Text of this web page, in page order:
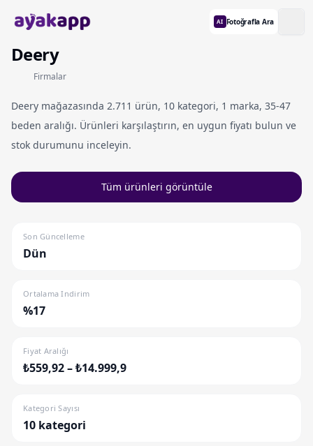
AI Fotoğrafla Ara
Deery
Firmalar
Deery mağazasında 2.711 ürün, 10 kategori, 1 marka, 35-47
beden aralığı. Ürünleri karşılaştırın, en uygun fiyatı bulun ve
stok durumunu inceleyin.
Tüm ürünleri görüntüle
Son Güncelleme
Dün
Ortalama Indirim
%17
Fiyat Aralığı
₺559,92 – ₺14.999,9
Kategori Sayısı
10 kategori